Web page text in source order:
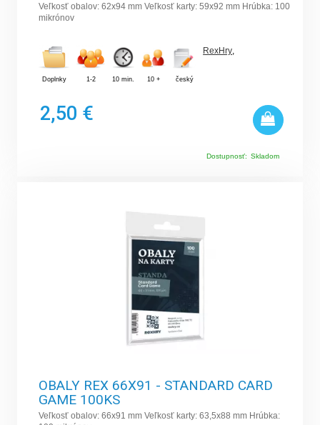
Veľkosť obalov: 62x94 mm Veľkosť karty: 59x92 mm Hrúbka: 100
mikrónov
Doplnky 1-2 10 min. 10 + český
RexHry,
2,50 €
Dostupnosť: Skladom
OBALY REX 66X91 - STANDARD CARD
GAME 100KS
Veľkosť obalov: 66x91 mm Veľkosť karty: 63,5x88 mm Hrúbka: